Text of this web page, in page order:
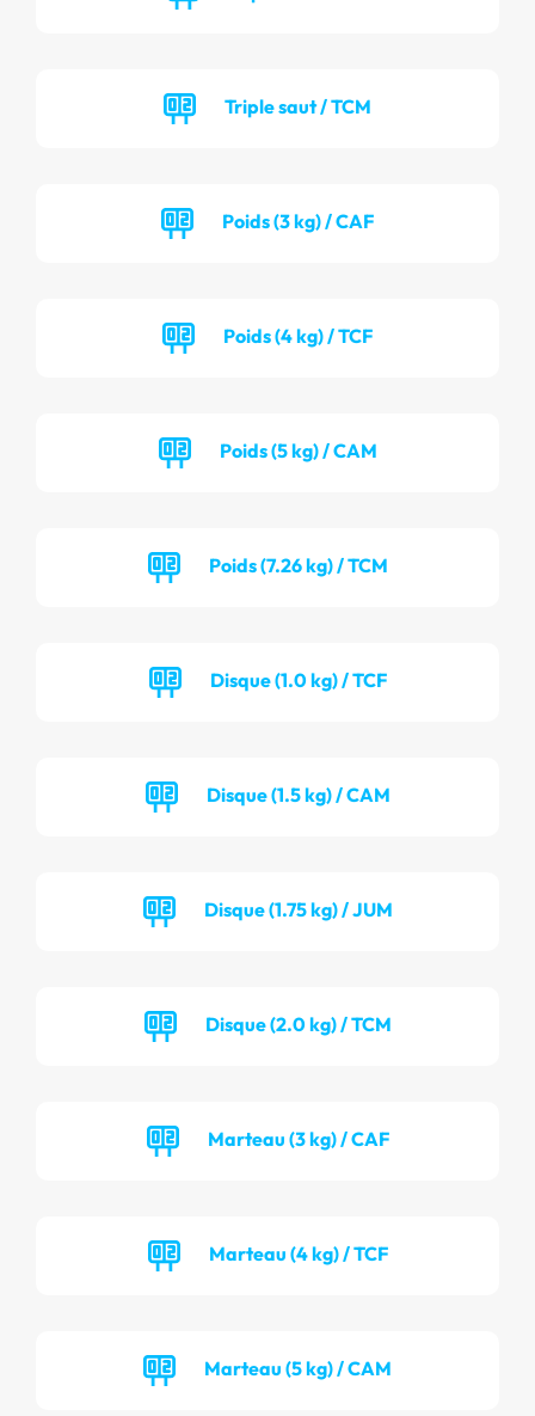
Triple saut / TCM
Poids (3 kg) / CAF
Poids (4 kg) / TCF
Poids (5 kg) / CAM
Poids (7.26 kg) / TCM
Disque (1.0 kg) / TCF
Disque (1.5 kg) / CAM
Disque (1.75 kg) / JUM
Disque (2.0 kg) / TCM
Marteau (3 kg) / CAF
Marteau (4 kg) / TCF
Marteau (5 kg) / CAM